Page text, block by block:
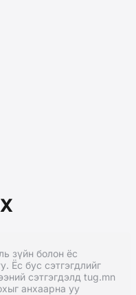
зүйн болон ёс
Ёс бус сэтгэгдлийг
сэтгэгдэлд tug.mn
анхаарна уу